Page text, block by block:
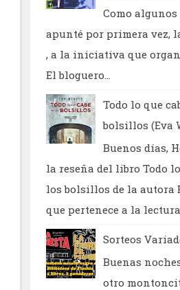
Como algunos
apunté por primera vez,
, a la iniciativa que
El bloguero...
Todo lo que
bolsillos (Eva
Buenos días,
la reseña del libro Todo
los bolsillos de la autora
que pertenece a la lectura
Sorteos
Buenas
otro